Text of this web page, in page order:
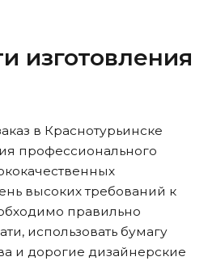
изготовления
в Краснотурьинске
профессионального
высоких требований к
правильно
использовать бумагу
и дорогие дизайнерские